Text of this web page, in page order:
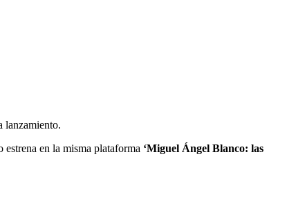
lanzamiento.
en la misma plataforma ‘Miguel Ángel Blanco: las